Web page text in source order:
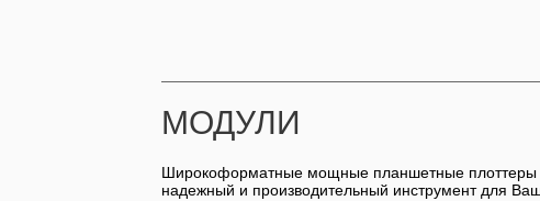
МОДУЛИ
Широкоформатные мощные планшетные плоттеры
надежный и производительный инструмент для